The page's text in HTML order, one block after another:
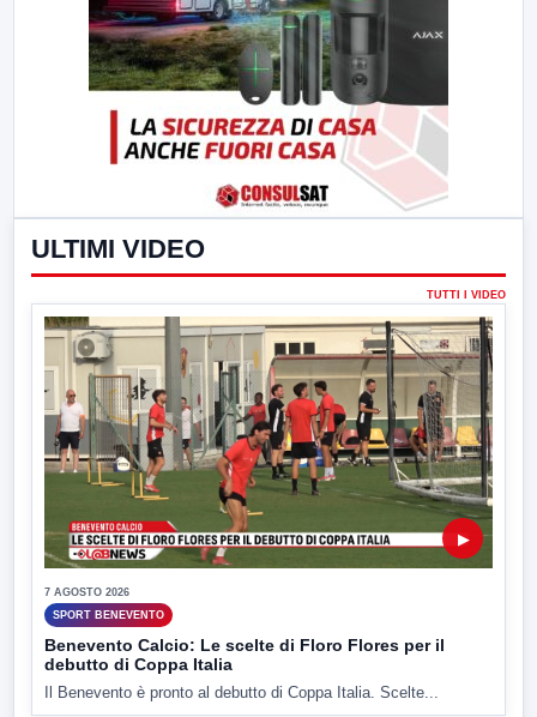
ULTIMI VIDEO
TUTTI I VIDEO
▶
7 AGOSTO 2026
SPORT BENEVENTO
Benevento Calcio: Le scelte di Floro Flores per il
debutto di Coppa Italia
Il Benevento è pronto al debutto di Coppa Italia. Scelte...